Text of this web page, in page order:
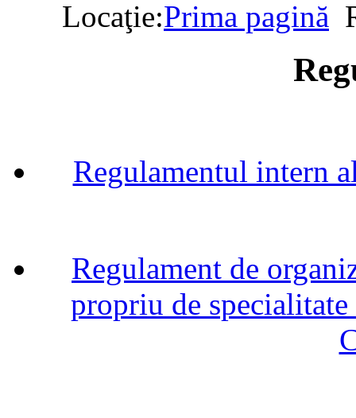
Locaţie:Prima pagină
Regulamentul intern
Regulament de
propriu de